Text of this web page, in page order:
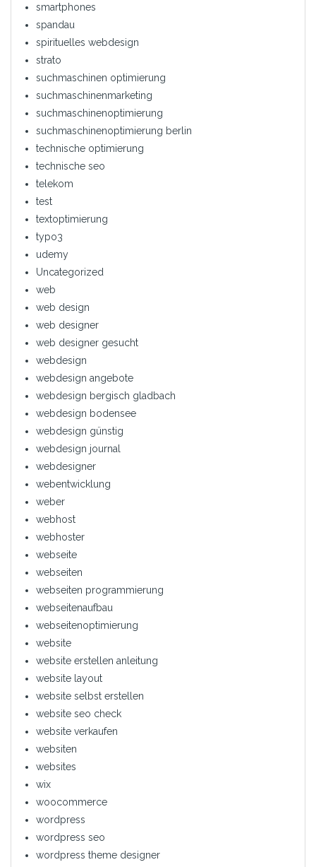
smartphones
spandau
spirituelles webdesign
strato
suchmaschinen optimierung
suchmaschinenmarketing
suchmaschinenoptimierung
suchmaschinenoptimierung berlin
technische optimierung
technische seo
telekom
test
textoptimierung
typo3
udemy
Uncategorized
web
web design
web designer
web designer gesucht
webdesign
webdesign angebote
webdesign bergisch gladbach
webdesign bodensee
webdesign günstig
webdesign journal
webdesigner
webentwicklung
weber
webhost
webhoster
webseite
webseiten
webseiten programmierung
webseitenaufbau
webseitenoptimierung
website
website erstellen anleitung
website layout
website selbst erstellen
website seo check
website verkaufen
websiten
websites
wix
woocommerce
wordpress
wordpress seo
wordpress theme designer